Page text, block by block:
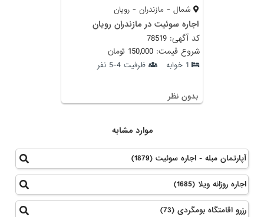
شمال - مازندران - رویان
اجاره سوئیت در مازندران رویان
کد آگهی: 78519
شروع قیمت: 150,000 تومان
1 خوابه ظرفیت 4-5 نفر
بدون نظر
موارد مشابه
آپارتمان مبله - اجاره سوئیت (1879)
اجاره روزانه ویلا (1685)
رزرو اقامتگاه بومگردی (73)